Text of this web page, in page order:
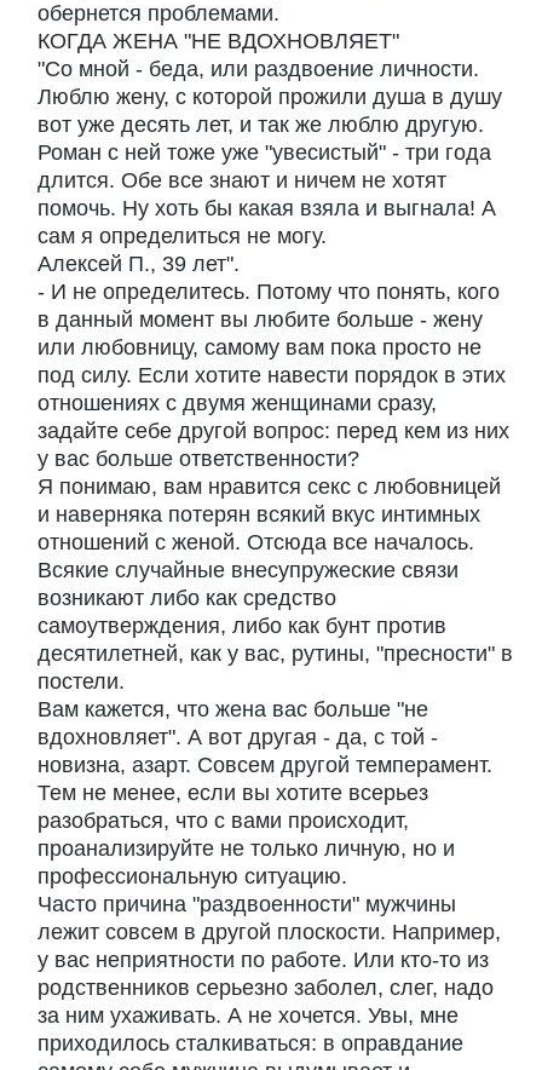
обернется проблемами.
КОГДА ЖЕНА "НЕ ВДОХНОВЛЯЕТ"
"Со мной - беда, или раздвоение личности.
Люблю жену, с которой прожили душа в душу
вот уже десять лет, и так же люблю другую.
Роман с ней тоже уже "увесистый" - три года
длится. Обе все знают и ничем не хотят
помочь. Ну хоть бы какая взяла и выгнала! А
сам я определиться не могу.
Алексей П., 39 лет".
- И не определитесь. Потому что понять, кого
в данный момент вы любите больше - жену
или любовницу, самому вам пока просто не
под силу. Если хотите навести порядок в этих
отношениях с двумя женщинами сразу,
задайте себе другой вопрос: перед кем из них
у вас больше ответственности?
Я понимаю, вам нравится секс с любовницей
и наверняка потерян всякий вкус интимных
отношений с женой. Отсюда все началось.
Всякие случайные внесупружеские связи
возникают либо как средство
самоутверждения, либо как бунт против
десятилетней, как у вас, рутины, "пресности" в
постели.
Вам кажется, что жена вас больше "не
вдохновляет". А вот другая - да, с той -
новизна, азарт. Совсем другой темперамент.
Тем не менее, если вы хотите всерьез
разобраться, что с вами происходит,
проанализируйте не только личную, но и
профессиональную ситуацию.
Часто причина "раздвоенности" мужчины
лежит совсем в другой плоскости. Например,
у вас неприятности по работе. Или кто-то из
родственников серьезно заболел, слег, надо
за ним ухаживать. А не хочется. Увы, мне
приходилось сталкиваться: в оправдание